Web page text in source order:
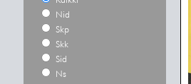
Nid
Skp
Skk
Sid
Ns